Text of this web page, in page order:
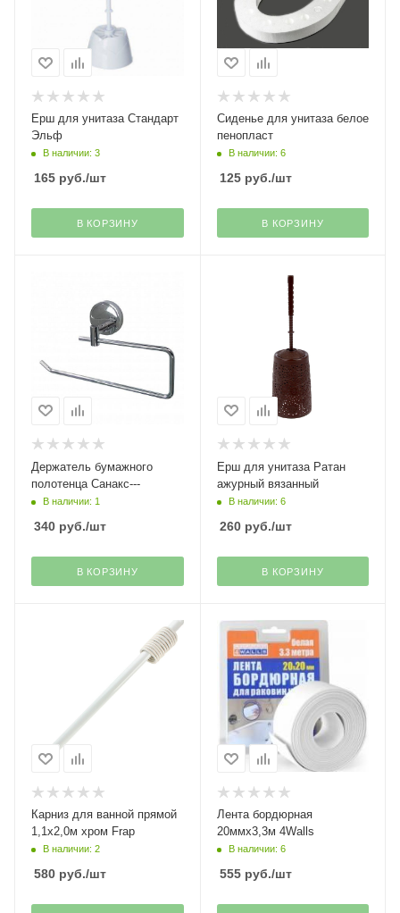
Ерш для унитаза Стандарт
Эльф
В наличии: 3
165 руб./шт
В КОРЗИНУ
Сиденье для унитаза белое
пенопласт
В наличии: 6
125руб./шт
В КОРЗИНУ
Держатель бумажного
полотенца Санакс---
В наличии: 1
340 руб./шт
В КОРЗИНУ
Ерш для унитаза Ратан
ажурный вязанный
В наличии: 6
260руб./шт
В КОРЗИНУ
Карниз для ванной прямой
1,1х2,0м хром Frap
В наличии: 2
580 руб./шт
Лента бордюрная
20ммх3,3м 4Walls
В наличии: 6
555руб./шт